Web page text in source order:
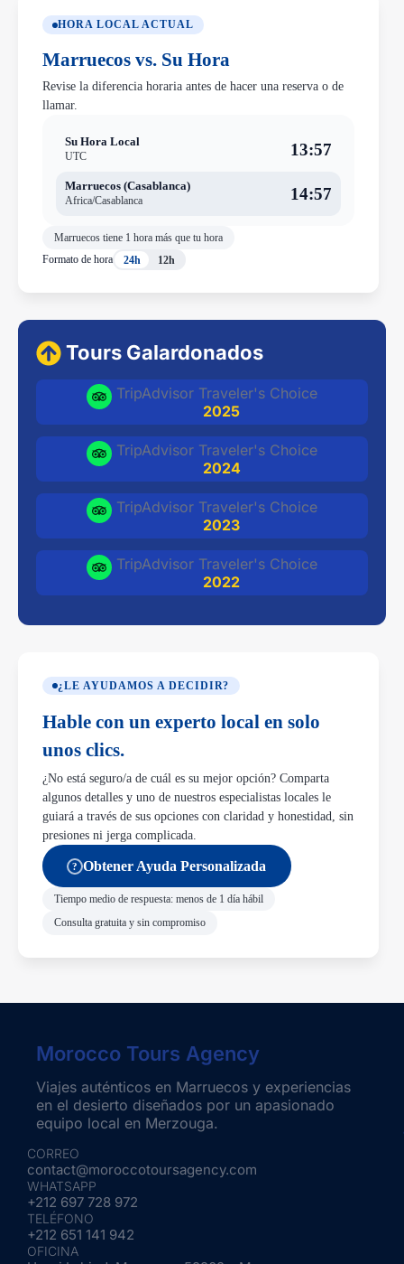
HORA LOCAL ACTUAL
Marruecos vs. Su Hora
Revise la diferencia horaria antes de hacer una reserva o de
llamar.
Su Hora Local
UTC
13:57
Marruecos (Casablanca)
Africa/Casablanca
14:57
Marruecos tiene 1 hora más que tu hora
Formato de hora
24h 12h
Tours Galardonados
TripAdvisor Traveler's Choice
2025
TripAdvisor Traveler's Choice
2024
TripAdvisor Traveler's Choice
2023
TripAdvisor Traveler's Choice
2022
¿LE AYUDAMOS A DECIDIR?
Hable con un experto local en solo
unos clics.
¿No está seguro/a de cuál es su mejor opción? Comparta
algunos detalles y uno de nuestros especialistas locales le
guiará a través de sus opciones con claridad y honestidad, sin
presiones ni jerga complicada.
? Obtener Ayuda Personalizada
Tiempo medio de respuesta: menos de 1 día hábil
Consulta gratuita y sin compromiso
Morocco Tours Agency
Viajes auténticos en Marruecos y experiencias
en el desierto diseñados por un apasionado
equipo local en Merzouga.
CORREO
contact@moroccotoursagency.com
WHATSAPP
+212 697 728 972
TELÉFONO
+212 651 141 942
OFICINA